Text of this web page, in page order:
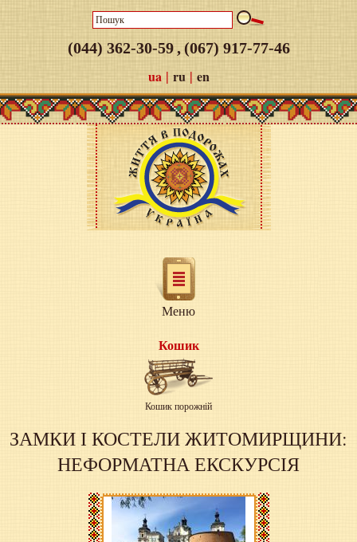
(044) 362-30-59 , (067) 917-77-46
ua | ru | en
Меню
Кошик
Кошик порожній
ЗАМКИ І КОСТЕЛИ ЖИТОМИРЩИНИ:
НЕФОРМАТНА ЕКСКУРСІЯ